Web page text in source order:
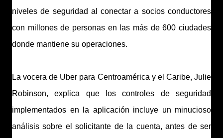
niveles de seguridad al conectar a socios conductores
con millones de personas en las más de 600 ciudades
donde mantiene su operaciones.
La vocera de Uber para Centroamérica y el Caribe, Julie
Robinson, explica que los controles de seguridad
implementados en la aplicación incluye un minucioso
análisis sobre el solicitante de la cuenta, antes de ser